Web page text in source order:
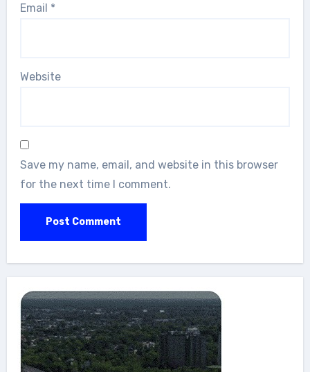
Email *
Website
Save my name, email, and website in this browser
for the next time I comment.